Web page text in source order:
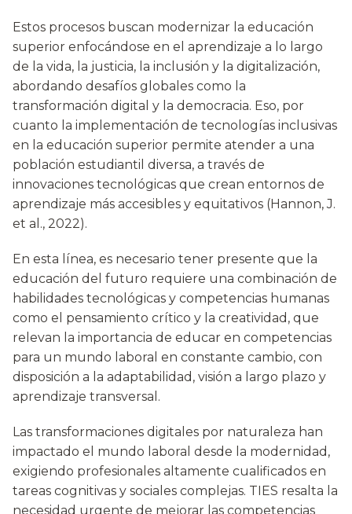
Estos procesos buscan modernizar la educación
superior enfocándose en el aprendizaje a lo largo
de la vida, la justicia, la inclusión y la digitalización,
abordando desafíos globales como la
transformación digital y la democracia. Eso, por
cuanto la implementación de tecnologías inclusivas
en la educación superior permite atender a una
población estudiantil diversa, a través de
innovaciones tecnológicas que crean entornos de
aprendizaje más accesibles y equitativos (Hannon, J.
et al., 2022).
En esta línea, es necesario tener presente que la
educación del futuro requiere una combinación de
habilidades tecnológicas y competencias humanas
como el pensamiento crítico y la creatividad, que
relevan la importancia de educar en competencias
para un mundo laboral en constante cambio, con
disposición a la adaptabilidad, visión a largo plazo y
aprendizaje transversal.
Las transformaciones digitales por naturaleza han
impactado el mundo laboral desde la modernidad,
exigiendo profesionales altamente cualificados en
tareas cognitivas y sociales complejas. TIES resalta la
necesidad urgente de mejorar las competencias